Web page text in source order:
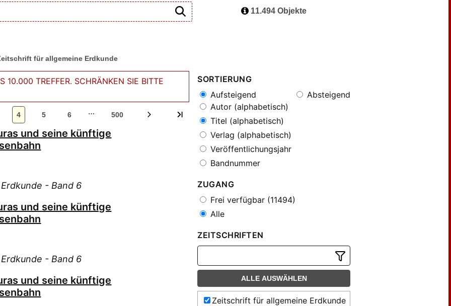
für allgemeine Erdkunde
11.494 Objekte
10.000 TREFFER. SCHRÄNKEN SIE BITTE
4 5 6 … 500
und seine künftige
- Band 6
und seine künftige
- Band 6
und seine künftige
SORTIERUNG
Aufsteigend
Absteigend
Autor (alphabetisch)
Titel (alphabetisch)
Verlag (alphabetisch)
Veröffentlichungsjahr
Bandnummer
ZUGANG
Frei verfügbar (11494)
Alle
ZEITSCHRIFTEN
ALLE AUSWÄHLEN
Zeitschrift für allgemeine Erdkunde